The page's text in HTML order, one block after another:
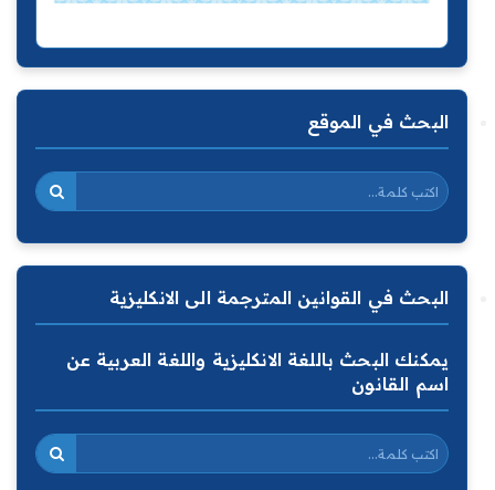
البحث في الموقع
البحث في القوانين المترجمة الى الانكليزية
يمكنك البحث باللغة الانكليزية واللغة العربية عن
اسم القانون